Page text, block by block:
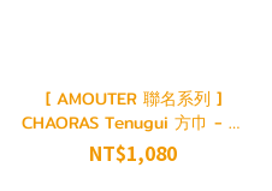
[ AMOUTER 聯名系列 ]
CHAORAS Tenugui 方巾 - 里
山組 / 虎虎阿義
NT$1,080